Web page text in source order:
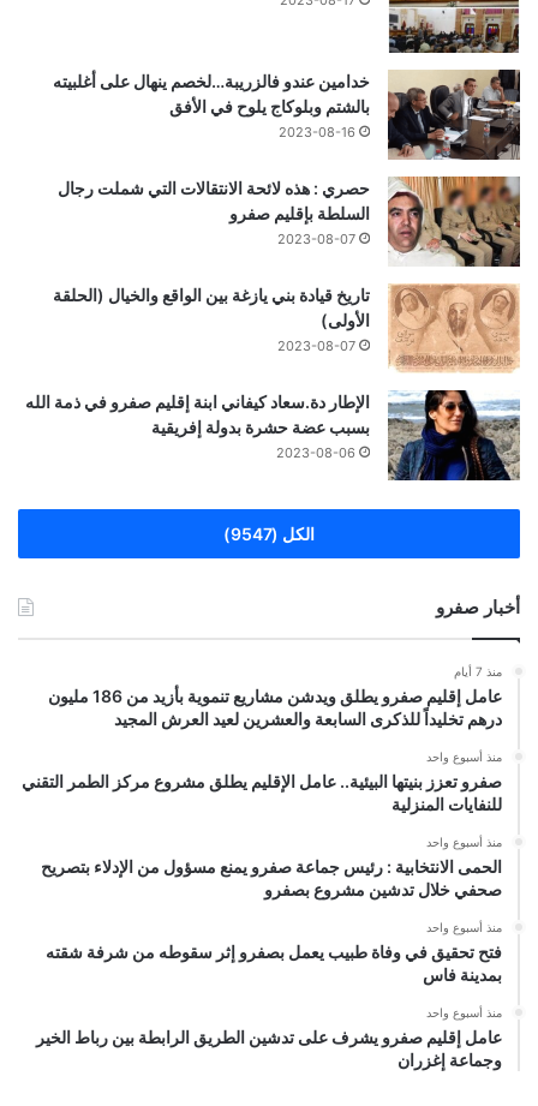
خدامين عندو فالزريبة…لخصم ينهال على أغلبيته
بالشتم وبلوكاج يلوح في الأفق
2023-08-16
حصري : هذه لائحة الانتقالات التي شملت رجال
السلطة بإقليم صفرو
2023-08-07
تاريخ قيادة بني يازغة بين الواقع والخيال (الحلقة
الأولى)
2023-08-07
الإطار دة.سعاد كيفاني ابنة إقليم صفرو في ذمة الله
بسبب عضة حشرة بدولة إفريقية
2023-08-06
الكل (9547)
أخبار صفرو
منذ 7 أيام
عامل إقليم صفرو يطلق ويدشن مشاريع تنموية بأزيد من 186 مليون
درهم تخليداً للذكرى السابعة والعشرين لعيد العرش المجيد
منذ أسبوع واحد
صفرو تعزز بنيتها البيئية.. عامل الإقليم يطلق مشروع مركز الطمر التقني
للنفايات المنزلية
منذ أسبوع واحد
الحمى الانتخابية : رئيس جماعة صفرو يمنع مسؤول من الإدلاء بتصريح
صحفي خلال تدشين مشروع بصفرو
منذ أسبوع واحد
فتح تحقيق في وفاة طبيب يعمل بصفرو إثر سقوطه من شرفة شقته
بمدينة فاس
منذ أسبوع واحد
عامل إقليم صفرو يشرف على تدشين الطريق الرابطة بين رباط الخير
وجماعة إغزران